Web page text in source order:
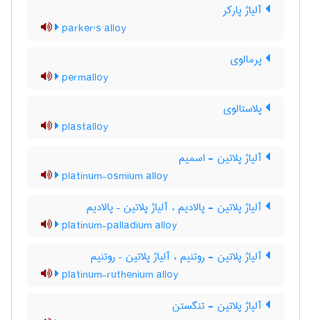
آلیاژ پارکر
parker's alloy
پرمالوی
permalloy
پلاستالوی
plastalloy
آلیاژ پلاتین - اسمیم
platinum-osmium alloy
آلیاژ پلاتین - پالادیم ، آلیاژ پلاتین – پالادیم
platinum-palladium alloy
آلیاژ پلاتین - روتنیم ، آلیاژ پلاتین – روتنیم
platinum-ruthenium alloy
آلیاژ پلاتین - تنگستن